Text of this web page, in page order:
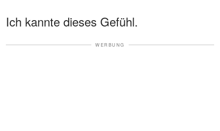
Ich kannte dieses Gefühl.
WERBUNG